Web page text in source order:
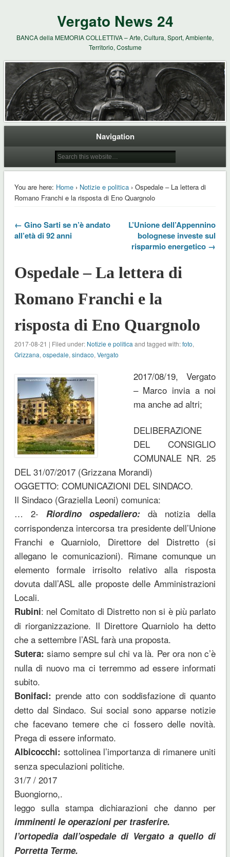
Vergato News 24
BANCA della MEMORIA COLLETTIVA – Arte, Cultura, Sport, Ambiente,
Territorio, Costume
Navigation
You are here: Home› Notizie e politica› Ospedale – La lettera di
Romano Franchi e la risposta di Eno Quargnolo
← Gino Sarti se n’è andato
all’età di 92 anni
L’Unione dell’Appennino
bolognese investe sul
risparmio energetico →
Ospedale – La lettera di
Romano Franchi e la
risposta di Eno Quargnolo
2017-08-21 | Filed under: Notizie e politica and tagged with:foto,
Grizzana, ospedale, sindaco, Vergato
2017/08/19, Vergato
– Marco invia a noi
ma anche ad altri;
DELIBERAZIONE
DEL CONSIGLIO
COMUNALE NR. 25
DEL 31/07/2017 (Grizzana Morandi)
OGGETTO: COMUNICAZIONI DEL SINDACO.
Il Sindaco (Graziella Leoni) comunica:
… 2- Riordino ospedaliero: dà notizia della
corrispondenza intercorsa tra presidente dell’Unione
Franchi e Quarniolo, Direttore del Distretto (si
allegano le comunicazioni). Rimane comunque un
elemento formale irrisolto relativo alla risposta
dovuta dall’ASL alle proposte delle Amministrazioni
Locali.
Rubini: nel Comitato di Distretto non si è più parlato
di riorganizzazione. Il Direttore Quarniolo ha detto
che a settembre l’ASL farà una proposta.
Sutera: siamo sempre sul chi va là. Per ora non c’è
nulla di nuovo ma ci terremmo ad essere informati
subito.
Bonifaci: prende atto con soddisfazione di quanto
detto dal Sindaco. Sui social sono apparse notizie
che facevano temere che ci fossero delle novità.
Prega di essere informato.
Albicocchi: sottolinea l’importanza di rimanere uniti
senza speculazioni politiche.
31/7 / 2017
Buongiorno,.
leggo sulla stampa dichiarazioni che danno per
imminenti le operazioni per trasferire.
l’ortopedia dall’ospedale di Vergato a quello di
Porretta Terme.